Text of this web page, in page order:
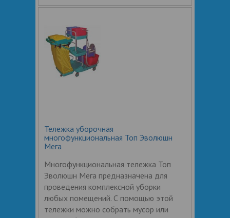
Тележка уборочная
многофункциональная Топ Эволюшн
Мега
Многофункциональная тележка Топ
Эволюшн Мега предназначена для
проведения комплексной уборки
любых помещений. С помощью этой
тележки можно собрать мусор или